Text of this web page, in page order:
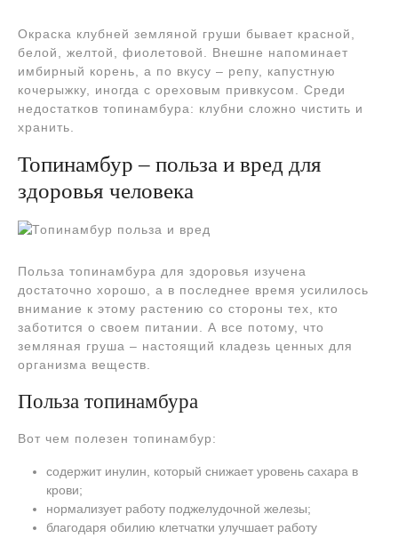
Окраска клубней земляной груши бывает красной,
белой, желтой, фиолетовой. Внешне напоминает
имбирный корень, а по вкусу – репу, капустную
кочерыжку, иногда с ореховым привкусом. Среди
недостатков топинамбура: клубни сложно чистить и
хранить.
Топинамбур – польза и вред для
здоровья человека
Польза топинамбура для здоровья изучена
достаточно хорошо, а в последнее время усилилось
внимание к этому растению со стороны тех, кто
заботится о своем питании. А все потому, что
земляная груша – настоящий кладезь ценных для
организма веществ.
Польза топинамбура
Вот чем полезен топинамбур:
содержит инулин, который снижает уровень сахара в
крови;
нормализует работу поджелудочной железы;
благодаря обилию клетчатки улучшает работу